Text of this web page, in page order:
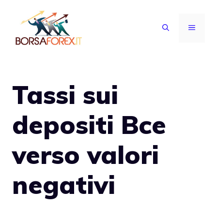
contenuto
MENU
Tassi sui
depositi Bce
verso valori
negativi